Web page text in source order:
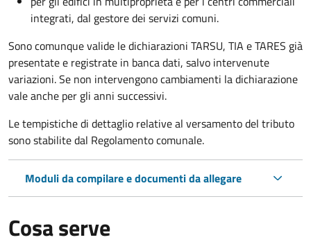
integrati, dal gestore dei servizi comuni.
Sono comunque valide le dichiarazioni TARSU, TIA e TARES già
presentate e registrate in banca dati, salvo intervenute
variazioni. Se non intervengono cambiamenti la dichiarazione
vale anche per gli anni successivi.
Le tempistiche di dettaglio relative al versamento del tributo
sono stabilite dal Regolamento comunale.
Moduli da compilare e documenti da allegare
Cosa serve